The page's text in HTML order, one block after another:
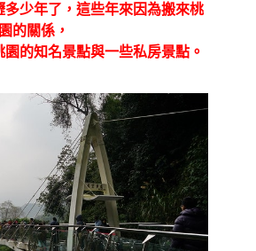
少年了，這些年來因為搬來桃
園的關係，
的知名景點與一些私房景點。